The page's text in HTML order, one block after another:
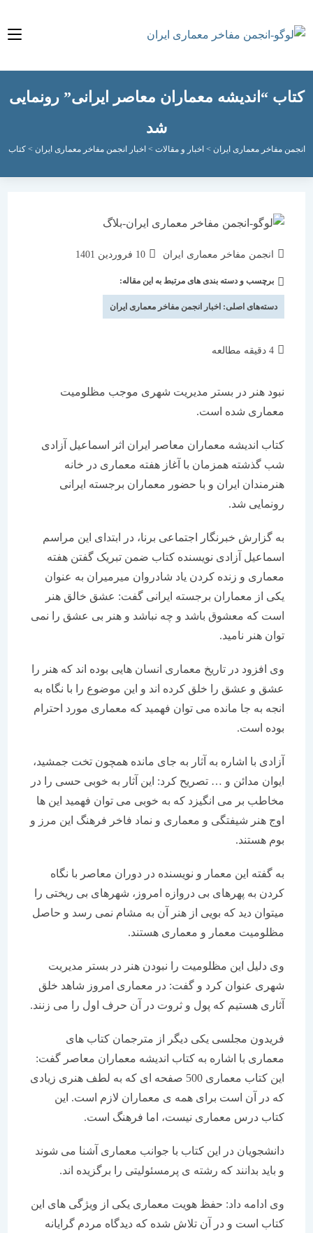
“اندیشه معماران معاصر ایرانی” رونمایی
مفاخر معماری ایران > اخبار و مقالات>اخبار انجمن مفاخر معماری ایران > کتاب “اندیشه
انجمن مفاخر معماری ایران
نوشته
شده
است:
10 فروردین 1401
برچسب و دسته بندی های مرتبط به این مقاله:
دسته‌های اصلی:اخبار انجمن مفاخر معماری ایران
نبود هنر در بستر مدیریت شهری موجب مظلومیت
معماری شده است.
کتاب اندیشه معماران معاصر ایران اثر اسماعیل آزادی
شب گذشته همزمان با آغاز هفته معماری در خانه
هنرمندان ایران و با حضور معماران برجسته ایرانی
رونمایی شد.
به گزارش خبرنگار اجتماعی برنا، در ابتدای این مراسم
اسماعیل آزادی نویسنده کتاب ضمن تبریک گفتن هفته
معماری و زنده کردن یاد شادروان میرمیران به عنوان
یکی از معماران برجسته ایرانی گفت: عشق خالق هنر
است که معشوق باشد و چه نباشد و هنر بی عشق را نمی
توان هنر نامید.
وی افزود در تاریخ معماری انسان هایی بوده اند که هنر را
عشق و عشق را خلق کرده اند و این موضوع را با نگاه به
انجه به جا مانده می توان فهمید که معماری مورد احترام
بوده است.
آزادی با اشاره به آثار به جای مانده همچون تخت جمشید،
ایوان مدائن و … تصریح کرد: این آثار به خوبی حسی را در
مخاطب بر می انگیزد که به خوبی می توان فهمید این ها
اوج هنر شیفتگی و معماری و نماد فاخر فرهنگ این مرز و
بوم هستند.
به گفته این معمار و نویسنده در دوران معاصر با نگاه
کردن به پهرهای بی دروازه امروز، شهرهای بی ریختی را
میتوان دید که بویی از هنر آن به مشام نمی رسد و حاصل
مظلومیت معمار و معماری هستند.
وی دلیل این مظلومیت را نبودن هنر در بستر مدیریت
شهری عنوان کرد و گفت: در معماری امروز شاهد خلق
آثاری هستیم که پول و ثروت در آن حرف اول را می زنند.
فریدون مجلسی یکی دیگر از مترجمان کتاب های
معماری با اشاره به کتاب اندیشه معماران معاصر گفت:
این کتاب معماری 500 صفحه ای که به لطف هنری زیادی
که در آن است برای همه ی معماران لازم است. این
کتاب درس معماری نیست، اما فرهنگ است.
دانشجویان در این کتاب با جوانب معماری آشنا می شوند
و باید بدانند که رشته ی پرمسئولیتی را برگزیده اند.
وی ادامه داد: حفظ هویت معماری یکی از ویژگی های این
کتاب است و در آن تلاش شده که دیدگاه مردم گرایانه